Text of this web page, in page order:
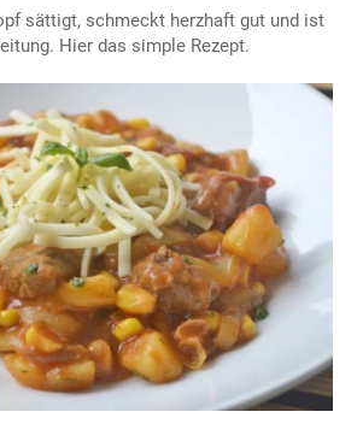
sättigt, schmeckt herzhaft gut und ist
Hier das simple Rezept.